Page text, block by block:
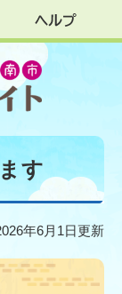
す
年6月1日更新